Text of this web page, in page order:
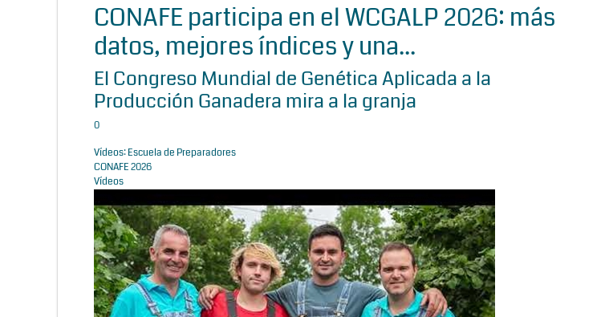
CONAFE participa en el WCGALP 2026: más
datos, mejores índices y una...
El Congreso Mundial de Genética Aplicada a la
Producción Ganadera mira a la granja
0
Vídeos: Escuela de Preparadores
CONAFE 2026
Vídeos